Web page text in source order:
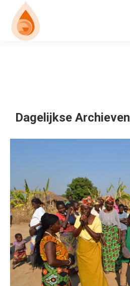
Dagelijkse Archieven